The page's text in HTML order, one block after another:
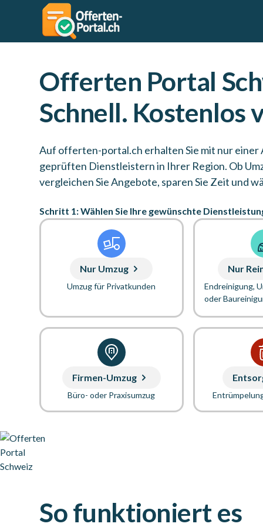
Offerten Portal
Schnell. Kostenlos
Auf offerten-portal.ch erhalten Sie mit nur
geprüften Dienstleistern in Ihrer Region. Ob
vergleichen Sie Angebote, sparen Sie Zeit und
Schritt 1: Wählen Sie Ihre gewünschte
Nur Umzug
Umzug für Privatkunden
Nur
Endreinigung,
oder
Firmen-Umzug
Büro- oder Praxisumzug
So funktioniert es